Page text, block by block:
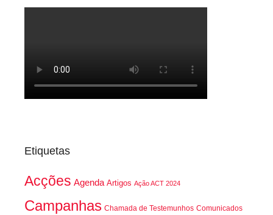
Etiquetas
Acções Agenda Artigos Ação ACT 2024
Campanhas Chamada de Testemunhos Comunicados